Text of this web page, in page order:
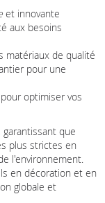
et innovante
aux besoins
matériaux de qualité
pour une
optimiser vos
garantissant que
plus strictes en
l'environnement.
en décoration et en
globale et